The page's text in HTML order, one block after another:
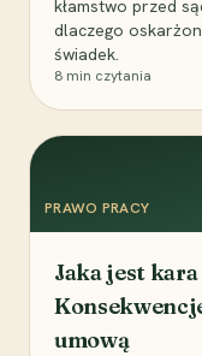
kłamstwo przed
dlaczego
świadek.
8 min czytania
PRAWO PRACY
Jaka jest kara
umową